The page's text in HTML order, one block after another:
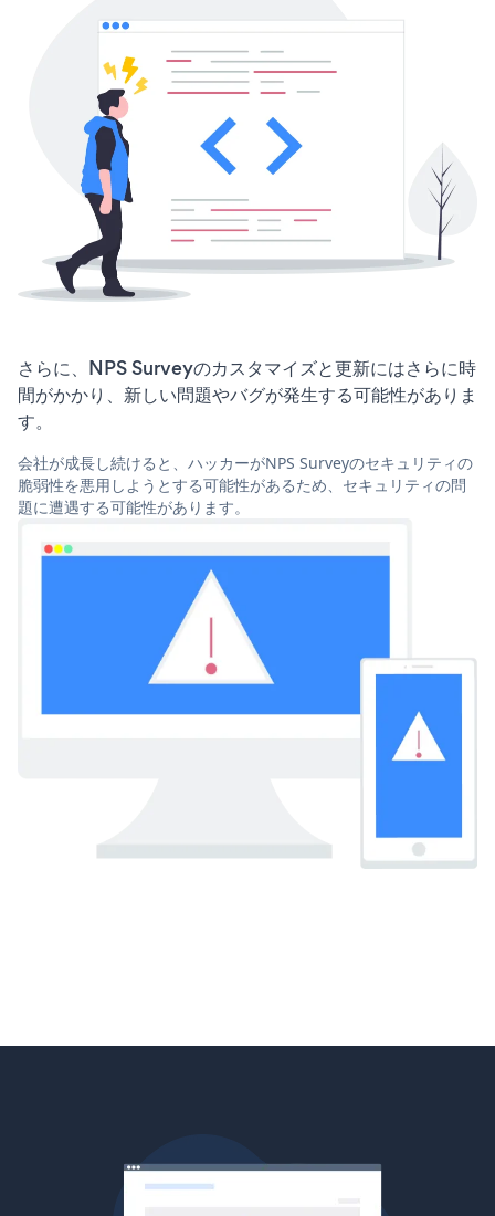
さらに、NPS Surveyのカスタマイズと更新にはさらに時
間がかかり、新しい問題やバグが発生する可能性がありま
す。
会社が成長し続けると、ハッカーがNPS Surveyのセキュリティの
脆弱性を悪用しようとする可能性があるため、セキュリティの問
題に遭遇する可能性があります。